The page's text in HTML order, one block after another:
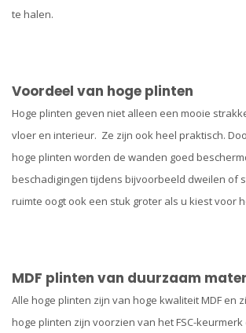
te halen.
Voordeel van hoge plinten
Hoge plinten geven niet alleen een mooie
vloer en interieur. Ze zijn ook heel praktisch.
hoge plinten worden de wanden goed
beschadigingen tijdens bijvoorbeeld dweilen of
ruimte oogt ook een stuk groter als u kiest voor
MDF plinten van duurzaam
Alle hoge plinten zijn van hoge kwaliteit MDF en
hoge plinten zijn voorzien van het FSC-